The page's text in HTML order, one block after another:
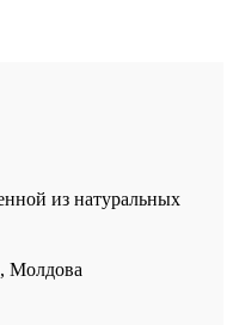
из натуральных
Молдова